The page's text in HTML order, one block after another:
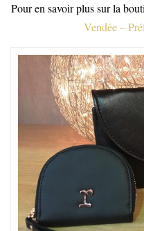
Pour en savoir plus sur la
Vendée –